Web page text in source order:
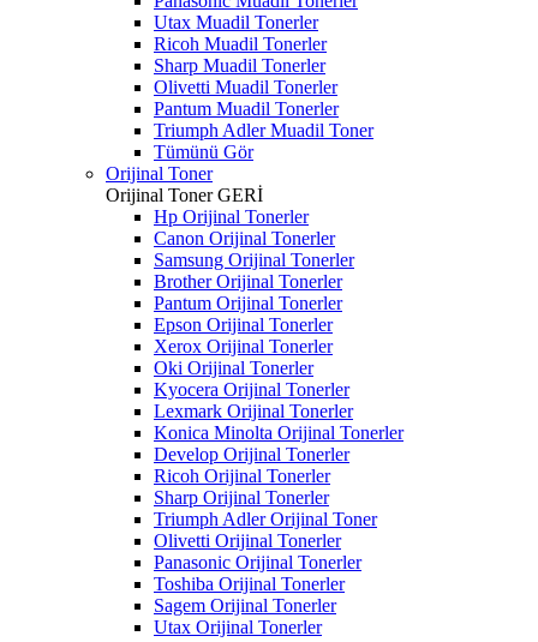
Utax Muadil Tonerler
Ricoh Muadil Tonerler
Sharp Muadil Tonerler
Olivetti Muadil Tonerler
Pantum Muadil Tonerler
Triumph Adler Muadil Toner
Tümünü Gör
Orijinal Toner
Orijinal TonerGERİ
Hp Orijinal Tonerler
Canon Orijinal Tonerler
Samsung Orijinal Tonerler
Brother Orijinal Tonerler
Pantum Orijinal Tonerler
Epson Orijinal Tonerler
Xerox Orijinal Tonerler
Oki Orijinal Tonerler
Kyocera Orijinal Tonerler
Lexmark Orijinal Tonerler
Konica Minolta Orijinal Tonerler
Develop Orijinal Tonerler
Ricoh Orijinal Tonerler
Sharp Orijinal Tonerler
Triumph Adler Orijinal Toner
Olivetti Orijinal Tonerler
Panasonic Orijinal Tonerler
Toshiba Orijinal Tonerler
Sagem Orijinal Tonerler
Utax Orijinal Tonerler